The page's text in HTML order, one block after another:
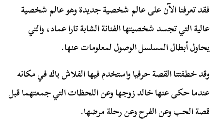
فقد تعرفنا الآن على عالم شخصية جديدة وهو عالم شخصية
عالية التي تجسد شخصيتها الفنانة الشابة تارا عماد، والتي
يحاول أبطال المسلسل الوصول لمعلومات عنها.
وقد خطفتنا القصة حرفيا واستخدم فيها الفلاش باك في مكانه
عندما حكى عنها خالد زوجها وعن اللحظات التي جمعتهما قبل
قصة الحب وعن الفرح وعن رحلة مرضها.